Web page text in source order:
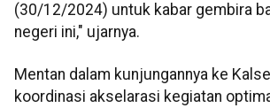
(30/12/2024) untuk kabar gembira
negeri ini," ujarnya.
Mentan dalam kunjungannya ke
koordinasi akselarasi kegiatan